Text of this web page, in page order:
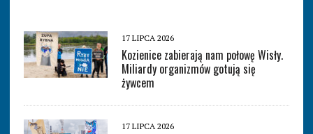
17 LIPCA 2026
Kozienice zabierają nam połowę Wisły.
Miliardy organizmów gotują się
żywcem
17 LIPCA 2026